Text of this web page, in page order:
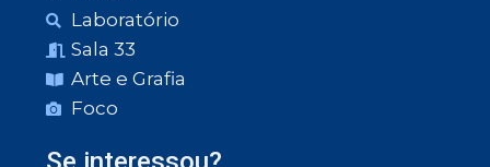
Laboratório
Sala 33
Arte e Grafia
Foco